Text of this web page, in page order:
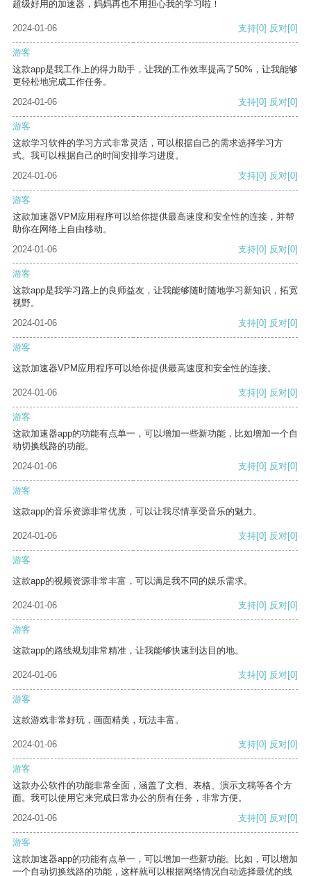
超级好用的加速器，妈妈再也不用担心我的学习啦！
2024-01-06 支持[0] 反对[0]
游客
这款app是我工作上的得力助手，让我的工作效率提高了50%，让我能够
更轻松地完成工作任务。
2024-01-06
支持[0] 反对[0]
游客
这款学习软件的学习方式非常灵活，可以根据自己的需求选择学习方
式。我可以根据自己的时间安排学习进度。
2024-01-06
支持[0] 反对[0]
游客
这款加速器VPM应用程序可以给你提供最高速度和安全性的连接，并帮
助你在网络上自由移动。
2024-01-06
支持[0] 反对[0]
游客
这款app是我学习路上的良师益友，让我能够随时随地学习新知识，拓宽
视野。
2024-01-06
支持[0] 反对[0]
游客
这款加速器VPM应用程序可以给你提供最高速度和安全性的连接。
2024-01-06 支持[0] 反对[0]
游客
这款加速器app的功能有点单一，可以增加一些新功能，比如增加一个自
动切换线路的功能。
2024-01-06
支持[0] 反对[0]
游客
这款app的音乐资源非常优质，可以让我尽情享受音乐的魅力。
2024-01-06 支持[0] 反对[0]
游客
这款app的视频资源非常丰富，可以满足我不同的娱乐需求。
2024-01-06 支持[0] 反对[0]
游客
这款app的路线规划非常精准，让我能够快速到达目的地。
2024-01-06 支持[0] 反对[0]
游客
这款游戏非常好玩，画面精美，玩法丰富。
2024-01-06 支持[0] 反对[0]
游客
这款办公软件的功能非常全面，涵盖了文档、表格、演示文稿等各个方
面。我可以使用它来完成日常办公的所有任务，非常方便。
2024-01-06
支持[0] 反对[0]
游客
这款加速器app的功能有点单一，可以增加一些新功能。比如，可以增加
一个自动切换线路的功能，这样就可以根据网络情况自动选择最优的线